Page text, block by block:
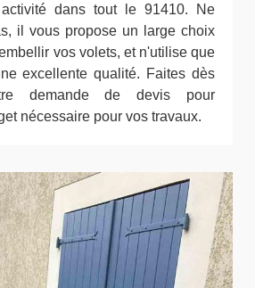
dans tout le 91410. Ne
il vous propose un large choix
vos volets, et n'utilise que
excellente qualité. Faites dès
demande de devis pour
nécessaire pour vos travaux.